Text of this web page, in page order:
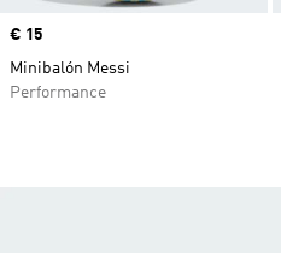
Precio
€ 15
Minibalón Messi
Performance